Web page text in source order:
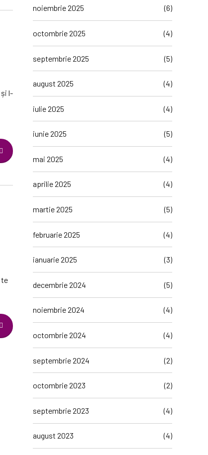
l-
te
noiembrie 2025 (6)
octombrie 2025 (4)
septembrie 2025 (5)
august 2025 (4)
iulie 2025 (4)
iunie 2025 (5)
mai 2025 (4)
aprilie 2025 (4)
martie 2025 (5)
februarie 2025 (4)
ianuarie 2025 (3)
decembrie 2024 (5)
noiembrie 2024 (4)
octombrie 2024 (4)
septembrie 2024 (2)
octombrie 2023 (2)
septembrie 2023 (4)
august 2023 (4)